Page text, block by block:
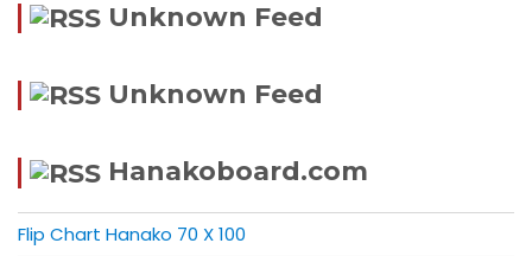
Unknown Feed
Unknown Feed
Hanakoboard.com
Flip Chart Hanako 70 X 100